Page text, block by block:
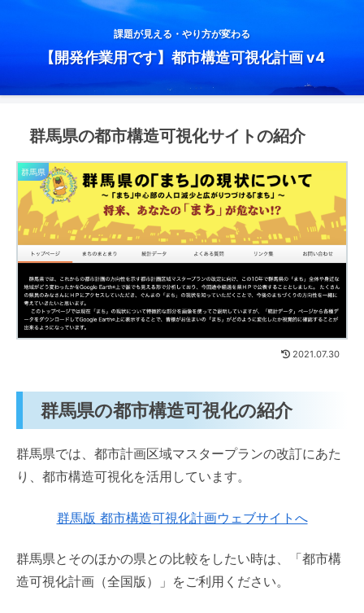
課題が見える・やり方が変わる
【開発作業用です】都市構造可視化計画 v4
群馬県の都市構造可視化サイトの紹介
群馬県
2021.07.30
群馬県の都市構造可視化の紹介
群馬県では、都市計画区域マスタープランの改訂にあた
り、都市構造可視化を活用しています。
群馬版 都市構造可視化計画ウェブサイトへ
群馬県とそのほかの県との比較をしたい時は、「都市構
造可視化計画（全国版）」をご利用ください。